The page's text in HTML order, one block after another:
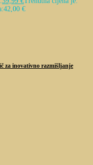
42,00 €
za inovativno razmišljanje